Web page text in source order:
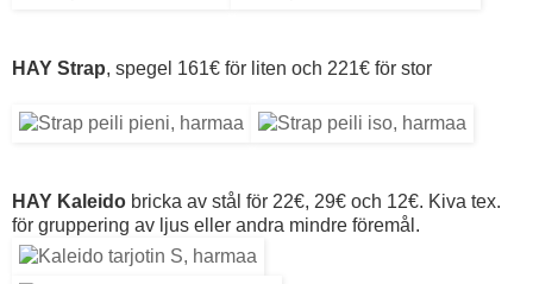
HAY Strap, spegel 161€ för liten och 221€ för stor
HAY Kaleido bricka av stål för 22€, 29€ och 12€. Kiva tex.
för gruppering av ljus eller andra mindre föremål.